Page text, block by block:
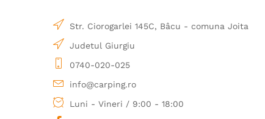
Str. Ciorogarlei 145C, Bâcu - comuna Joita
Judetul Giurgiu
0740-020-025
info@carping.ro
Luni - Vineri / 9:00 - 18:00